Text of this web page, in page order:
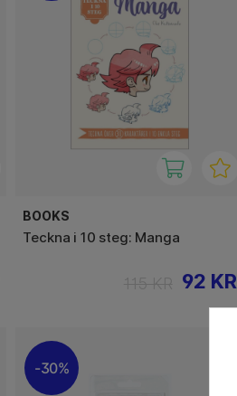
BOOKS
Teckna i 10 steg: Manga
92 KR
30%